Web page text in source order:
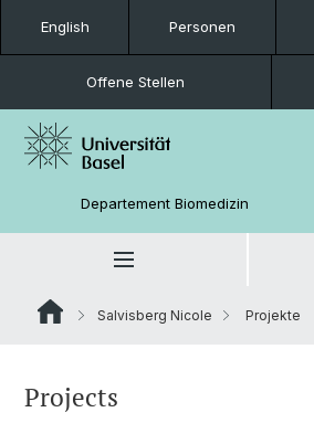
English Personen
Offene Stellen
Departement Biomedizin
Salvisberg Nicole Projekte
Projects